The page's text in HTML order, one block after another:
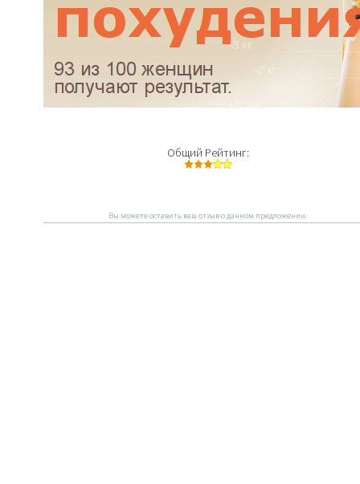
Общий Рейтинг:
Вы можете оставить ваш отзыв о данном предложении.